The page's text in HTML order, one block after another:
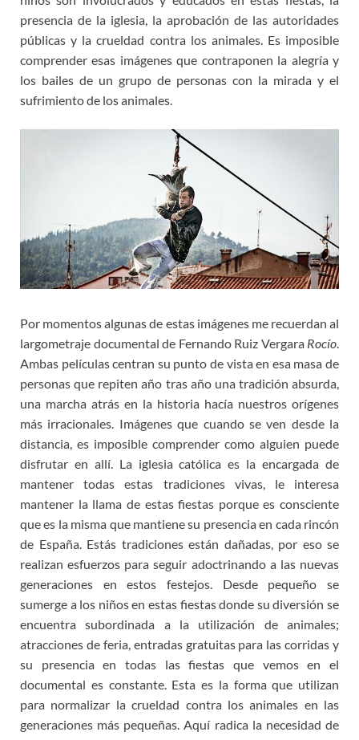
presencia de la iglesia, la aprobación de las autoridades
públicas y la crueldad contra los animales. Es imposible
comprender esas imágenes que contraponen la alegría y
los bailes de un grupo de personas con la mirada y el
sufrimiento de los animales.
Por momentos algunas de estas imágenes me recuerdan al
largometraje documental de Fernando Ruiz Vergara Rocío.
Ambas películas centran su punto de vista en esa masa de
personas que repiten año tras año una tradición absurda,
una marcha atrás en la historia hacía nuestros orígenes
más irracionales. Imágenes que cuando se ven desde la
distancia, es imposible comprender como alguien puede
disfrutar en allí. La iglesia católica es la encargada de
mantener todas estas tradiciones vivas, le interesa
mantener la llama de estas fiestas porque es consciente
que es la misma que mantiene su presencia en cada rincón
de España. Estás tradiciones están dañadas, por eso se
realizan esfuerzos para seguir adoctrinando a las nuevas
generaciones en estos festejos. Desde pequeño se
sumerge a los niños en estas fiestas donde su diversión se
encuentra subordinada a la utilización de animales;
atracciones de feria, entradas gratuitas para las corridas y
su presencia en todas las fiestas que vemos en el
documental es constante. Esta es la forma que utilizan
para normalizar la crueldad contra los animales en las
generaciones más pequeñas. Aquí radica la necesidad de